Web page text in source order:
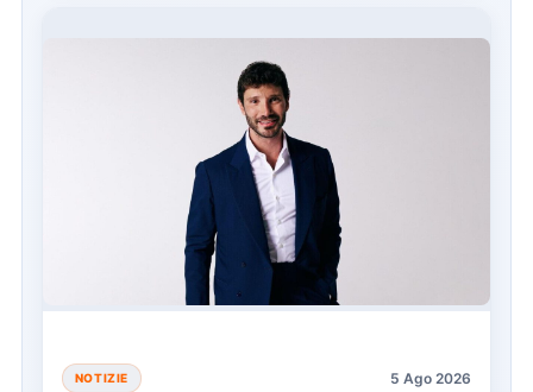
NOTIZIE 5 Ago 2026